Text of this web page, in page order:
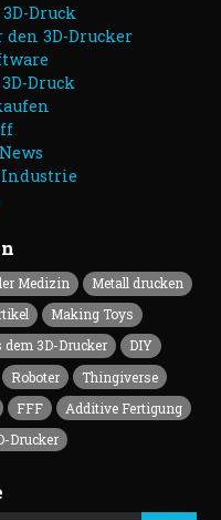
Druck
3D-Drucker
Druck
Industrie
Medizin
Metall drucken
Making Toys
dem 3D-Drucker
DIY
Roboter
Thingiverse
FFF
Additive Fertigung
Drucker